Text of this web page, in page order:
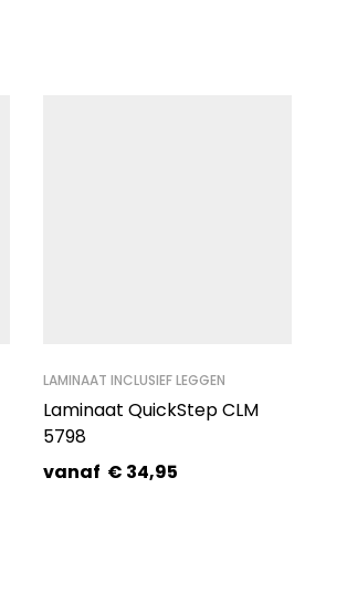
LAMINAAT INCLUSIEF LEGGEN
Laminaat QuickStep CLM
5798
vanaf € 34,95